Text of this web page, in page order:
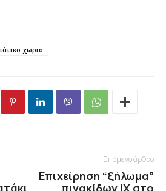
χωριό
Επόμενο άρθρο
Επιχείρηση “ξήλωμα”
πινακίδων ΙΧ στο